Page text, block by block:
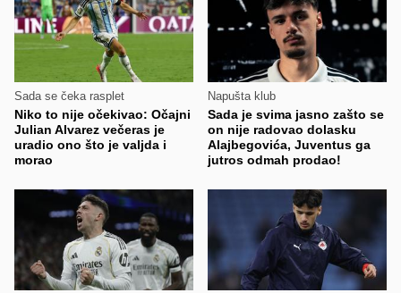
Sada se čeka rasplet
Niko to nije očekivao: Očajni
Julian Alvarez večeras je
uradio ono što je valjda i
morao
Napušta klub
Sada je svima jasno zašto se
on nije radovao dolasku
Alajbegovića, Juventus ga
jutros odmah prodao!